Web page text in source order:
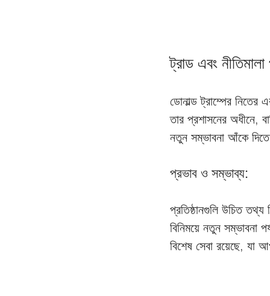
ট্রাড এবং নীতিমালা
ডোনাল্ড ট্রাম্পের
তার প্রশাসনের অধীনে,
নতুন সম্ভাবনা আঁকে দিতে
প্রভাব ও সম্ভাব্য:
প্রতিষ্ঠানগুলি উচিত
বিনিময়ে নতুন সম্ভাবনা
বিশেষ সেবা রয়েছে, যা